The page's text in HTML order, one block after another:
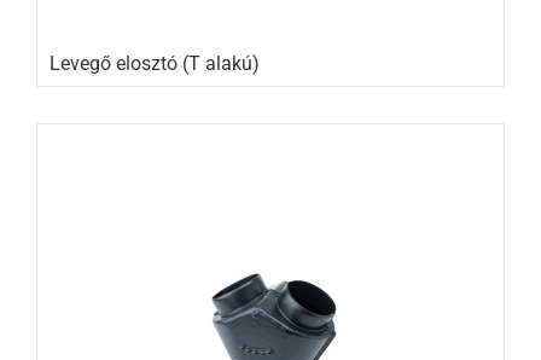
Levegő elosztó (T alakú)